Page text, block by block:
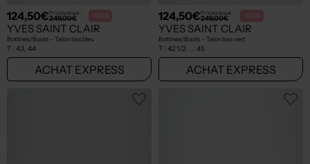
124,50€Prix boutique :
249,00€ -50%
YVES SAINT CLAIR
Bottines/Boots - Talon bas bleu
T : 43, 44
ACHAT EXPRESS
124,50€Prix boutique :
249,00€ -50%
YVES SAINT CLAIR
Bottines/Boots - Talon bas vert
T : 42 1/2, ... 45
ACHAT EXPRESS